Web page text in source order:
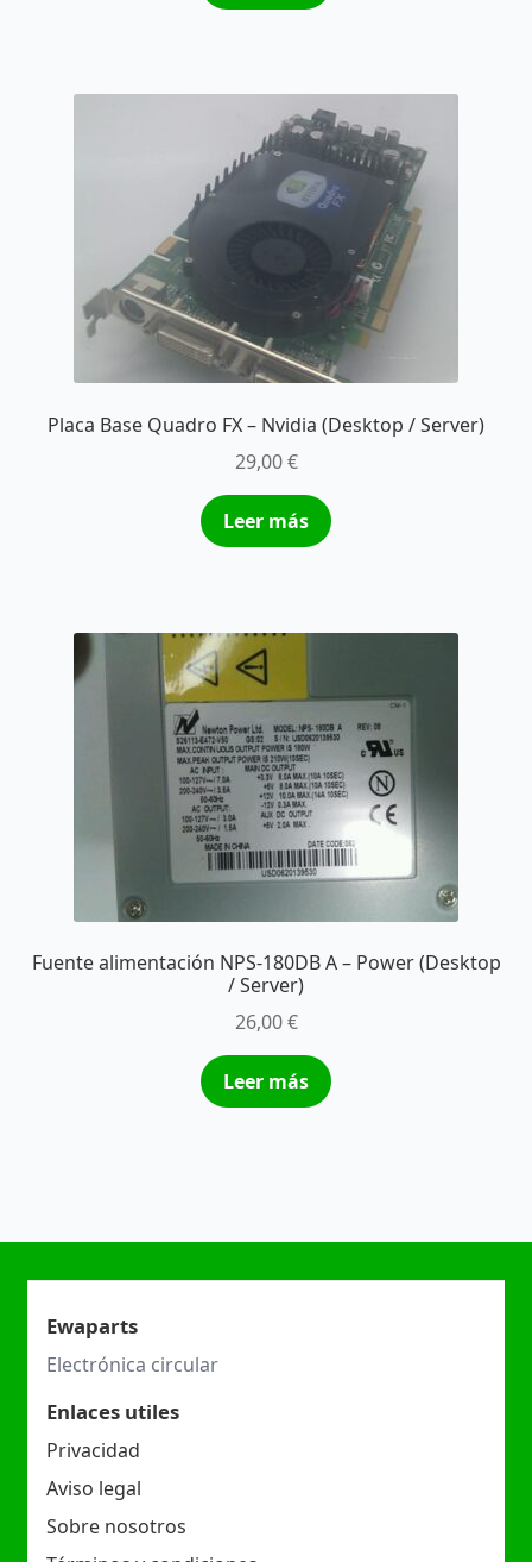
Placa Base Quadro FX – Nvidia (Desktop / Server)
29,00€
Leer más
Fuente alimentación NPS-180DB A – Power (Desktop
/ Server)
26,00€
Leer más
Ewaparts
Electrónica circular
Enlaces utiles
Privacidad
Aviso legal
Sobre nosotros